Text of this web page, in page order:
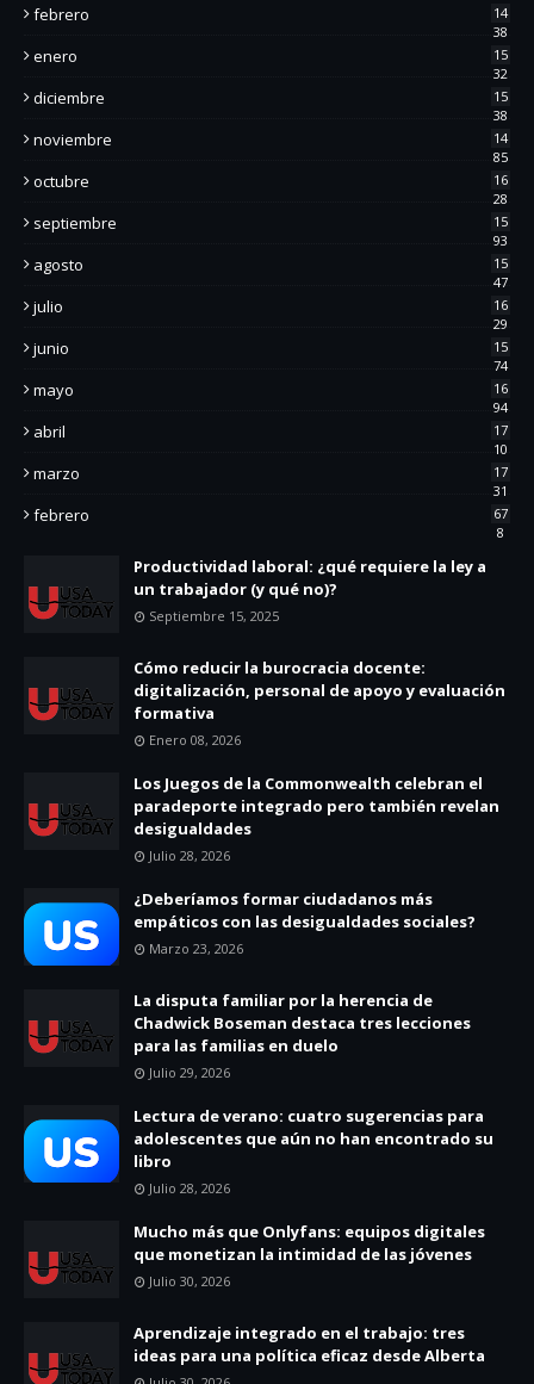
febrero
14
38
enero
15
32
diciembre
15
38
noviembre
14
85
octubre
16
28
septiembre
15
93
agosto
15
47
julio
16
29
junio
15
74
mayo
16
94
abril
17
10
marzo
17
31
febrero
67
8
Productividad laboral: ¿qué requiere la ley a
un trabajador (y qué no)?
Septiembre 15, 2025
Cómo reducir la burocracia docente:
digitalización, personal de apoyo y evaluación
formativa
Enero 08, 2026
Los Juegos de la Commonwealth celebran el
paradeporte integrado pero también revelan
desigualdades
Julio 28, 2026
¿Deberíamos formar ciudadanos más
empáticos con las desigualdades sociales?
Marzo 23, 2026
La disputa familiar por la herencia de
Chadwick Boseman destaca tres lecciones
para las familias en duelo
Julio 29, 2026
Lectura de verano: cuatro sugerencias para
adolescentes que aún no han encontrado su
libro
Julio 28, 2026
Mucho más que Onlyfans: equipos digitales
que monetizan la intimidad de las jóvenes
Julio 30, 2026
Aprendizaje integrado en el trabajo: tres
ideas para una política eficaz desde Alberta